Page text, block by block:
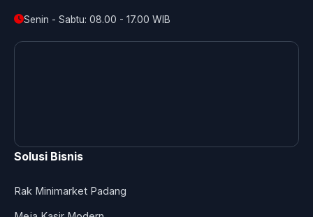
Senin - Sabtu: 08.00 - 17.00 WIB
Solusi Bisnis
Rak Minimarket Padang